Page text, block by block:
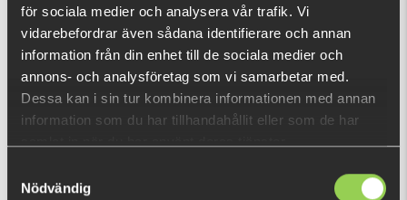
för sociala medier och analysera vår trafik. Vi
vidarebefordrar även sådana identifierare och annan
information från din enhet till de sociala medier och
annons- och analysföretag som vi samarbetar med.
Dessa kan i sin tur kombinera informationen med annan
information som du har tillhandahållit eller som de har
Nödvändig
rigid line is great for intensive cast and retrieve lure fishing.
A Teflon surface coating improves casting performance
gaining valuable extra meters every cast.
The absence of stretch gives the line excellent linear
strength and great knot resistance. Olive Green gives you
extra discretion.
VISA MER
DU TITTADE NYLIGEN PÅ
Fåtal kvar